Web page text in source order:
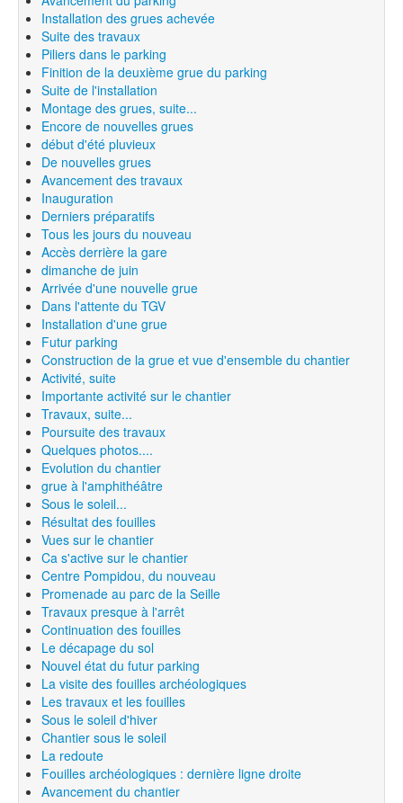
Installation des grues achevée
Suite des travaux
Piliers dans le parking
Finition de la deuxième grue du parking
Suite de l'installation
Montage des grues, suite...
Encore de nouvelles grues
début d'été pluvieux
De nouvelles grues
Avancement des travaux
Inauguration
Derniers préparatifs
Tous les jours du nouveau
Accès derrière la gare
dimanche de juin
Arrivée d'une nouvelle grue
Dans l'attente du TGV
Installation d'une grue
Futur parking
Construction de la grue et vue d'ensemble du chantier
Activité, suite
Importante activité sur le chantier
Travaux, suite...
Poursuite des travaux
Quelques photos....
Evolution du chantier
grue à l'amphithéâtre
Sous le soleil...
Résultat des fouilles
Vues sur le chantier
Ca s'active sur le chantier
Centre Pompidou, du nouveau
Promenade au parc de la Seille
Travaux presque à l'arrêt
Continuation des fouilles
Le décapage du sol
Nouvel état du futur parking
La visite des fouilles archéologiques
Les travaux et les fouilles
Sous le soleil d'hiver
Chantier sous le soleil
La redoute
Fouilles archéologiques : dernière ligne droite
Avancement du chantier